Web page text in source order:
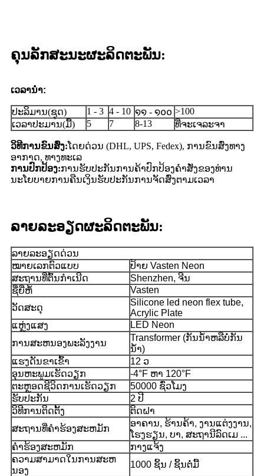
ຄຸນ​ລັກ​ສະ​ນະ​ຜະ​ລິດ​ຕະ​ພັນ​:
ເວລານໍາ:
ປະລິມານ(ຊຸດ) 1 - 3 4 - 10 ໑໑ - ໑໐໐ >100
ເວລາປະມານ(ມື້)
5 7 8-13 ທີ່ຈະເຈລະຈາ
ວິທີການຂົນສົ່ງ:ໂດຍດ່ວນ (DHL, UPS, Fedex), ການຂົນສົ່ງທາງ
ອາກາດ, ທາງທະເລ
ການປົກປ້ອງ:ການຮັບປະກັນການຄ້າປົກປ້ອງຄໍາສັ່ງຂອງທ່ານ
ນະໂຍບາຍການຄືນເງິນຮັບປະກັນການຈັດສົ່ງຕາມເວລາ
ລາຍລະອຽດຜະລິດຕະພັນ:
ລາຍລະອຽດດ່ວນ
ໝາຍເລກຕົວແບບ
ປ້າຍ Vasten Neon
ສະ​ຖານ​ທີ່​ຕົ້ນ​ກໍາ​ເນີດ
Shenzhen, ຈີນ
ຊື່ຍີ່ຫໍ້
Vasten
ວັດສະດຸ
Silicone led neon flex tube,
Acrylic Plate
ແຫຼ່ງແສງ
LED Neon
ການສະຫນອງພະລັງງານ
Transformer (ກັນນ້ໍາຫລືບໍ່ກັນ
ນ້ໍາ)
ແຮງດັນຂາເຂົ້າ
12 ວ
ອຸນຫະພູມເຮັດວຽກ
-4°F ຫາ 120°F
ຕະຫຼອດຊີວິດການເຮັດວຽກ
50000 ຊົ່ວໂມງ
ຮັບປະກັນ
2 ປີ
ວິທີການຕິດຕັ້ງ
ຕິດຝາ
ສະຖານທີ່ຄໍາຮ້ອງສະຫມັກ
ອາຄານ, ຮ້ານຄ້າ, ງານແຕ່ງງານ,
ໂຮງຮຽນ, ບາ, ສະຖານີລົດເມ ...
ຄໍາຮ້ອງສະຫມັກ
ກາງແຈ້ງ
ຄວາມສາມາດໃນການສະຫ
ນອງ
1000 ຊິ້ນ / ຊິ້ນຕໍ່ມື້